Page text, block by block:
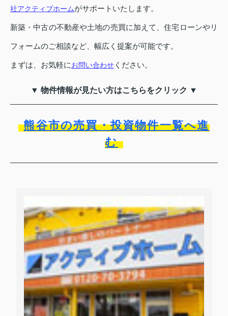
社アクティブホームがサポートいたします。
新築・中古の不動産や土地の売買に加えて、住宅ローンやリ
フォームのご相談など、幅広く提案が可能です。
まずは、お気軽にお問い合わせ ください。
▼ 物件情報が見たい方はこちらをクリック ▼
熊谷市の売買・投資物件一覧へ進
む